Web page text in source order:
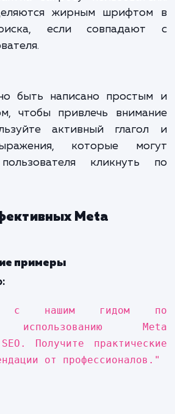
Description должна
не передать суть, а
поисковой
ключевых слов
понять, насколько
жирным
поиска, если
быть написано
чтобы привлечь
активный
которые